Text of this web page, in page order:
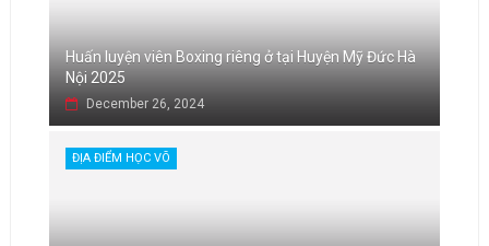
Huấn luyện viên Boxing riêng ở tại Huyện Mỹ Đức Hà
Nội 2025
December 26, 2024
ĐỊA ĐIỂM HỌC VÕ